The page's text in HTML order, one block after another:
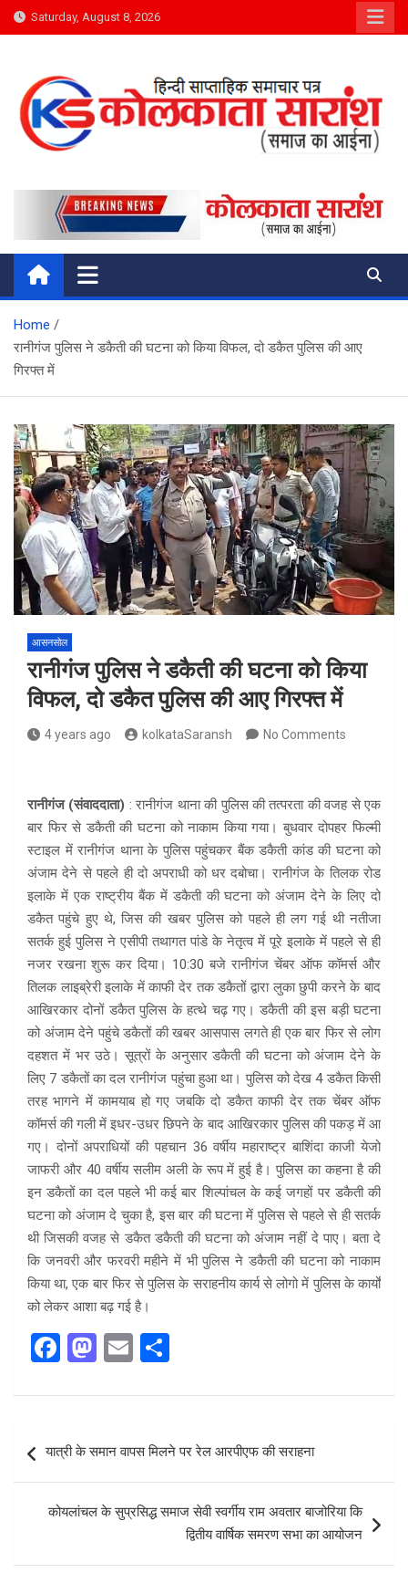
Skip
to
Saturday, August 8, 2026
Kolkata Saransh News
समाज का आईना
Home
रानीगंज पुलिस ने डकैती की घटना को किया विफल, दो डकैत पुलिस की आए
गिरफ्त में
आसनसोल
रानीगंज पुलिस ने डकैती की घटना को किया
विफल, दो डकैत पुलिस की आए गिरफ्त में
4 years ago kolkataSaransh No Comments
रानीगंज (संवाददाता) : रानीगंज थाना की पुलिस की तत्परता की वजह से एक
बार फिर से डकैती की घटना को नाकाम किया गया। बुधवार दोपहर फिल्मी
स्टाइल में रानीगंज थाना के पुलिस पहुंचकर बैंक डकैती कांड की घटना को
अंजाम देने से पहले ही दो अपराधी को धर दबोचा। रानीगंज के तिलक रोड
इलाके में एक राष्ट्रीय बैंक में डकैती की घटना को अंजाम देने के लिए दो
डकैत पहुंचे हुए थे, जिस की खबर पुलिस को पहले ही लग गई थी नतीजा
सतर्क हुई पुलिस ने एसीपी तथागत पांडे के नेतृत्व में पूरे इलाके में पहले से ही
नजर रखना शुरू कर दिया। 10:30 बजे रानीगंज चेंबर ऑफ कॉमर्स और
तिलक लाइब्रेरी इलाके में काफी देर तक डकैतों द्वारा लुका छुपी करने के बाद
आखिरकार दोनों डकैत पुलिस के हत्थे चढ़ गए। डकैती की इस बड़ी घटना
को अंजाम देने पहुंचे डकैतों की खबर आसपास लगते ही एक बार फिर से लोग
दहशत में भर उठे। सूत्रों के अनुसार डकैती की घटना को अंजाम देने के
लिए 7 डकैतों का दल रानीगंज पहुंचा हुआ था। पुलिस को देख 4 डकैत किसी
तरह भागने में कामयाब हो गए जबकि दो डकैत काफी देर तक चेंबर ऑफ
कॉमर्स की गली में इधर-उधर छिपने के बाद आखिरकार पुलिस की पकड़ में आ
गए। दोनों अपराधियों की पहचान 36 वर्षीय महाराष्ट्र बाशिंदा काजी येजो
जाफरी और 40 वर्षीय सलीम अली के रूप में हुई है। पुलिस का कहना है की
इन डकैतों का दल पहले भी कई बार शिल्पांचल के कई जगहों पर डकैती की
घटना को अंजाम दे चुका है, इस बार की घटना में पुलिस से पहले से ही सतर्क
थी जिसकी वजह से डकैत डकैती की घटना को अंजाम नहीं दे पाए। बता दे
कि जनवरी और फरवरी महीने में भी पुलिस ने डकैती की घटना को नाकाम
किया था, एक बार फिर से पुलिस के सराहनीय कार्य से लोगो में पुलिस के कार्यों
को लेकर आशा बढ़ गई है।
F
ce
b
o
o
k
M
st
d
o
n
E
ail ar
e
navigation
यात्री के समान वापस मिलने पर रेल आरपीएफ की सराहना
कोयलांचल के सुप्रसिद्ध समाज सेवी स्वर्गीय राम अवतार बाजोरिया कि
द्वितीय वार्षिक समरण सभा का आयोजन